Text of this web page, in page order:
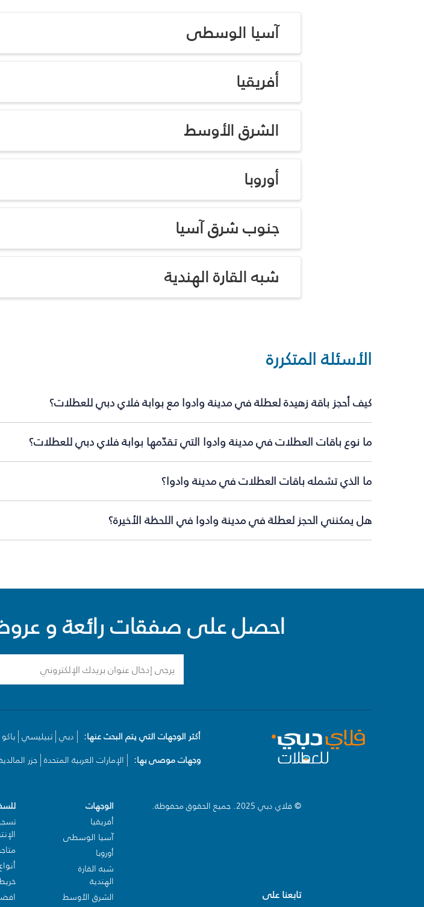
آسيا الوسطى
أفريقيا
الشرق الأوسط
أوروبا
جنوب شرق آسيا
شبه القارة الهندية
الأسئلة المتكررة
كيف أحجز باقة زهيدة لعطلة في مدينة وادوا مع بوابة فلاي دبي للعطلات؟
ما نوع باقات العطلات في مدينة وادوا التي تقدّمها بوابة فلاي دبي للعطلات؟
ما الذي تشمله باقات العطلات في مدينة وادوا؟
هل يمكنني الحجز لعطلة في مدينة وادوا في اللحظة الأخيرة؟
احصل على صفقات رائعة و
أكثر الوجهات التي يتم البحث عنها: دبي تبيليسي باكو
وجهات موصى بها:
الإمارات العربية المتحدة جزر
© فلاي دبي 2025. جميع الحقوق محفوظة.
تابعنا على
الوجهات
أفريقيا
آسيا الوسطى
أوروبا
شبه القارة
الهندية
الشرق الأوسط